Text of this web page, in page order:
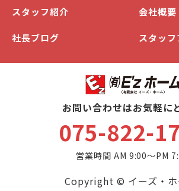
スタッフ紹介 会社概要
社長ブログ スタッ
お問い合わせはお気軽に
075-822-
営業時間 AM 9:00～PM
Copyright © イーズ・ホ